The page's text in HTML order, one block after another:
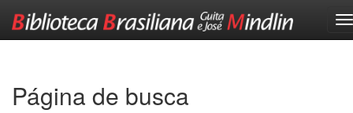
Página de busca